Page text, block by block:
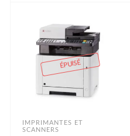
ÉPUISÉ
IMPRIMANTES ET
SCANNERS